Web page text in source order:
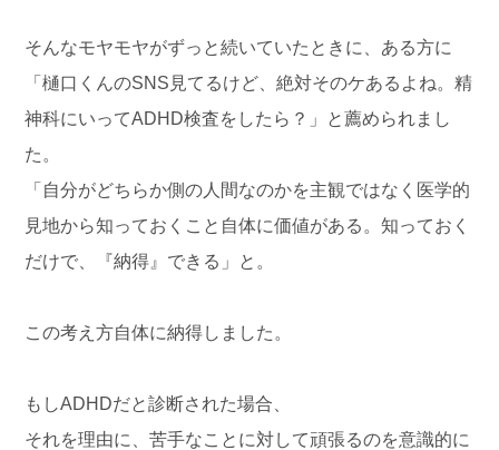
そんなモヤモヤがずっと続いていたときに、ある方に
「樋口くんのSNS見てるけど、絶対そのケあるよね。精
神科にいってADHD検査をしたら？」と薦められまし
た。
「自分がどちらか側の人間なのかを主観ではなく医学的
見地から知っておくこと自体に価値がある。知っておく
だけで、『納得』できる」と。
この考え方自体に納得しました。
もしADHDだと診断された場合、
それを理由に、苦手なことに対して頑張るのを意識的に